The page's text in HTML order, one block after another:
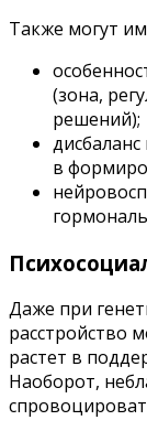
Также могут
(зона,
решений);
в
Даже при
расстройство
растет в
Наоборот,